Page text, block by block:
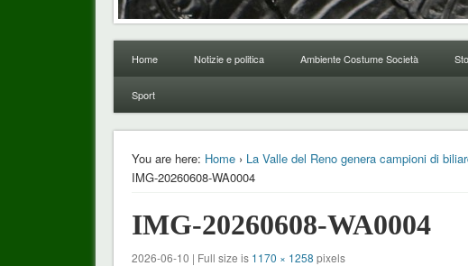
Home Notizie e politica Ambiente Costume Società
Sport
You are here: Home› La Valle del Reno genera campioni di
IMG-20260608-WA0004
IMG-20260608-WA0004
2026-06-10 | Full size is 1170 × 1258 pixels